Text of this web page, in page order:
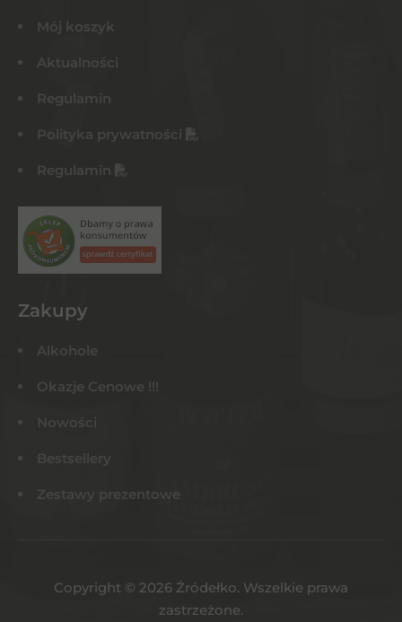
Mój koszyk
Aktualności
Regulamin
Polityka prywatności
Regulamin
Zakupy
Alkohole
Okazje Cenowe !!!
Nowości
Bestsellery
Zestawy prezentowe
Copyright © 2026 Żródełko. Wszelkie prawa
zastrzeżone.